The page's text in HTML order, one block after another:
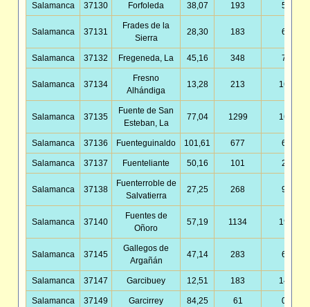
Salamanca 37130 Forfoleda 38,07 193 5,07
Salamanca 37131
Frades de la
Sierra
28,30 183 6,47
Salamanca 37132 Fregeneda, La 45,16 348 7,71
Salamanca 37134
Fresno
Alhándiga
13,28 213 16,03
Salamanca 37135
Fuente de San
Esteban, La
77,04 1299 16,86
Salamanca 37136 Fuenteguinaldo 101,61 677 6,66
Salamanca 37137 Fuenteliante 50,16 101 2,01
Salamanca 37138
Fuenterroble de
Salvatierra
27,25 268 9,84
Salamanca 37140
Fuentes de
Oñoro
57,19 1134 19,83
Salamanca 37145
Gallegos de
Argañán
47,14 283 6,00
Salamanca 37147 Garcibuey 12,51 183 14,63
Salamanca 37149 Garcirrey 84,25 61 0,72